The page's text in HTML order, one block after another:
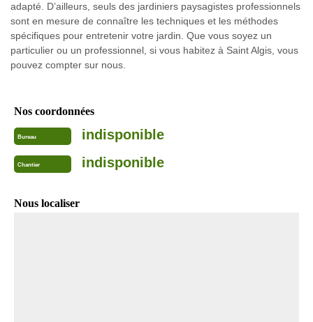
adapté. D’ailleurs, seuls des jardiniers paysagistes professionnels
sont en mesure de connaître les techniques et les méthodes
spécifiques pour entretenir votre jardin. Que vous soyez un
particulier ou un professionnel, si vous habitez à Saint Algis, vous
pouvez compter sur nous.
Nos coordonnées
Bureau indisponible
Chantier indisponible
Nous localiser